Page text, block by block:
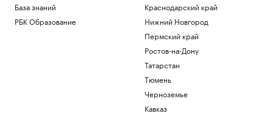
База знаний
РБК Образование
Краснодарский край
Нижний Новгород
Пермский край
Ростов-на-Дону
Татарстан
Тюмень
Черноземье
Кавказ